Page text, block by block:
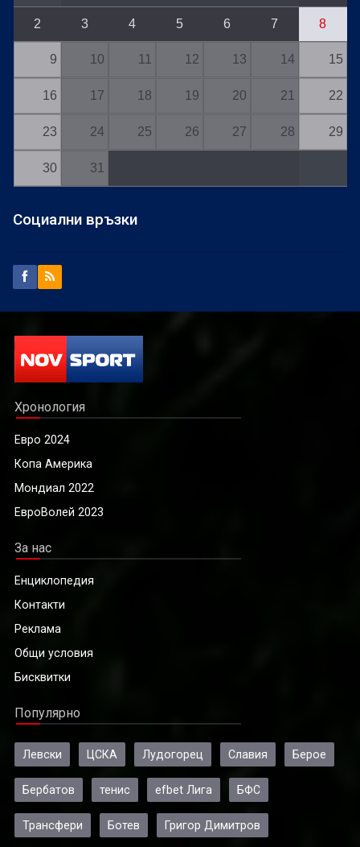
2 3 4 5 6 7 8
9 10 11 12 13 14 15
16 17 18 19 20 21 22
23 24 25 26 27 28 29
30 31
Социални връзки
Хронология
Евро 2024
Копа Америка
Мондиал 2022
ЕвроВолей 2023
За нас
Енциклопедия
Контакти
Реклама
Общи условия
Бисквитки
Популярно
Левски ЦСКА Лудогорец Славия Берое
Бербатов тенис efbet Лига БФС
Трансфери Ботев Григор Димитров